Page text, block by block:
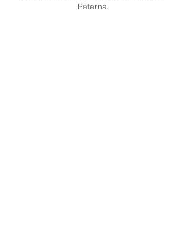
Paterna.